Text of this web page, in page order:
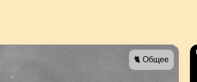
🐈 Общее